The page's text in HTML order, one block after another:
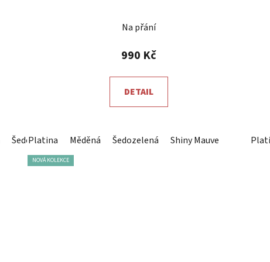
Šedozelená Černý lesk Unicorn Hořká čokoláda Shiny
Na přání
990 Kč
DETAIL
Platina Měděná Šedozelená Shiny Mauve
NOVÁ KOLEKCE